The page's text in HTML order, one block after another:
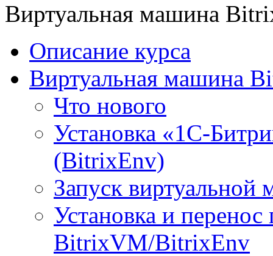
Виртуальная машина
Описание курса
Виртуальная машина
Что нового
Установка «1С-
(BitrixEnv)
Запуск
Установка и
BitrixVM/BitrixEnv